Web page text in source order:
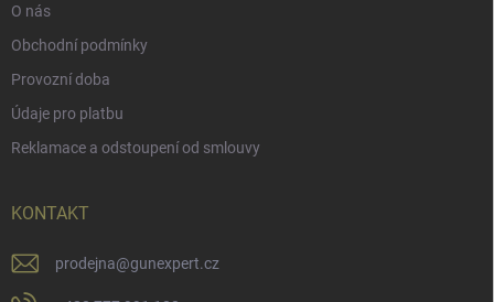
O nás
Obchodní podmínky
Provozní doba
Údaje pro platbu
Reklamace a odstoupení od smlouvy
KONTAKT
prodejna@gunexpert.cz